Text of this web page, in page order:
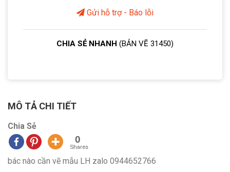
Gửi hỗ trợ - Báo lỗi
CHIA SẺ NHANH (BẢN VẼ 31450)
MÔ TẢ CHI TIẾT
Chia Sẻ
0
Shares
bác nào cần vẽ mẫu LH zalo 0944652766